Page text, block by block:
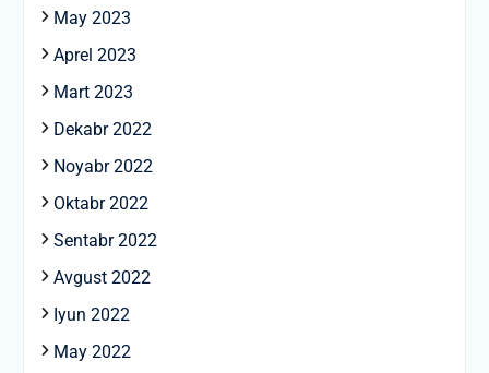
May 2023
Aprel 2023
Mart 2023
Dekabr 2022
Noyabr 2022
Oktabr 2022
Sentabr 2022
Avgust 2022
Iyun 2022
May 2022